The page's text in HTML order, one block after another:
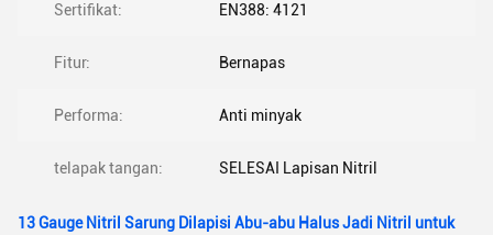
Sertifikat: EN388: 4121
Fitur: Bernapas
Performa: Anti minyak
telapak tangan: SELESAI Lapisan Nitril
13 Gauge Nitril Sarung Dilapisi Abu-abu Halus Jadi Nitril untuk